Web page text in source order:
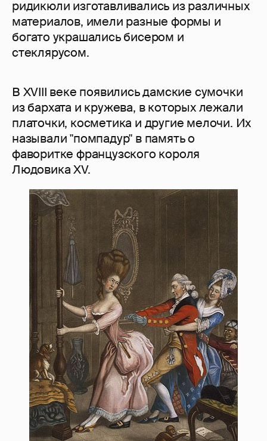
ридикюли изготавливались из различных
материалов, имели разные формы и
богато украшались бисером и
стеклярусом.
В XVIII веке появились дамские сумочки
из бархата и кружева, в которых лежали
платочки, косметика и другие мелочи. Их
называли "помпадур" в память о
фаворитке французского короля
Людовика XV.